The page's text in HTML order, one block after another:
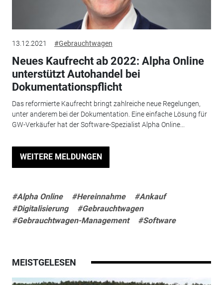
13.12.2021 #Gebrauchtwagen
Neues Kaufrecht ab 2022: Alpha Online
unterstützt Autohandel bei
Dokumentationspflicht
Das reformierte Kaufrecht bringt zahlreiche neue Regelungen,
unter anderem bei der Dokumentation. Eine einfache Lösung für
GW-Verkäufer hat der Software-Spezialist Alpha Online...
WEITERE MELDUNGEN
#Alpha Online #Hereinnahme
#Ankauf
#Digitalisierung
#Gebrauchtwagen
#Gebrauchtwagen-Management
#Software
MEISTGELESEN